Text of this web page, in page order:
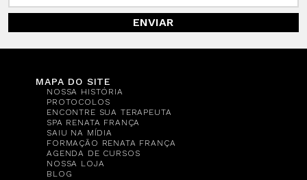
ENVIAR
MAPA DO SITE
NOSSA HISTÓRIA
PROTOCOLOS
ENCONTRE SUA TERAPEUTA
SPA RENATA FRANÇA
SAIU NA MÍDIA
FORMAÇÃO RENATA FRANÇA
AGENDA DE CURSOS
NOSSA LOJA
BLOG